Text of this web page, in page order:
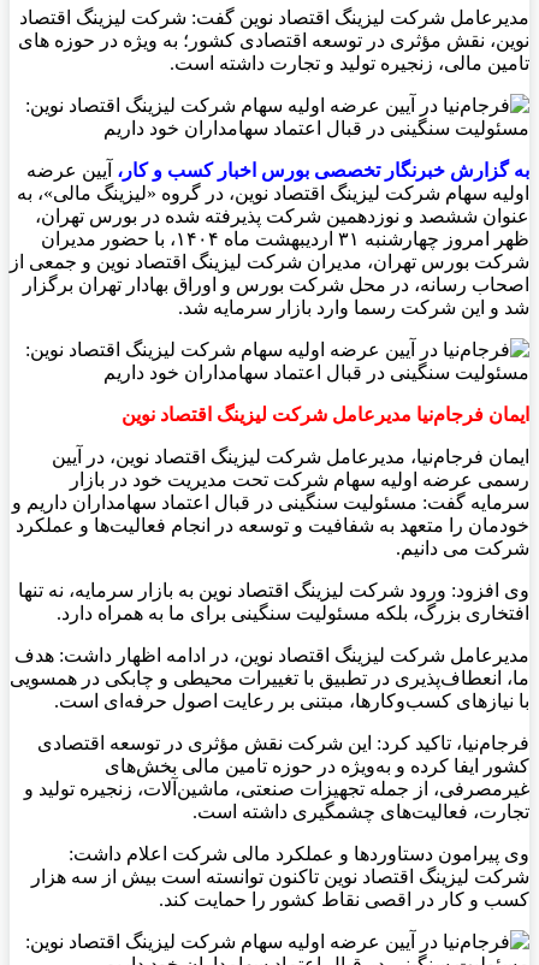
مدیرعامل شرکت لیزینگ اقتصاد نوین گفت: شرکت لیزینگ اقتصاد
نوین، نقش مؤثری در توسعه اقتصادی کشور؛ به‌ ویژه در حوزه های
تامین مالی، زنجیره تولید و تجارت داشته است.
به گزارش خبرنگار تخصصی بورس اخبار کسب و کار، آیین عرضه
اولیه سهام شرکت لیزینگ اقتصاد نوین، در گروه «لیزینگ مالی»، به‌
عنوان ششصد و نوزدهمین شرکت پذیرفته شده در بورس تهران،
ظهر امروز چهارشنبه ۳۱ اردیبهشت ماه ۱۴۰۴، با حضور مدیران
شرکت بورس تهران، مدیران شرکت لیزینگ اقتصاد نوین و جمعی از
اصحاب رسانه، در محل شرکت بورس و اوراق بهادار تهران برگزار
شد و این شرکت رسما وارد بازار سرمایه شد.
ایمان فرجام‌نیا مدیرعامل شرکت لیزینگ اقتصاد نوین
ایمان فرجام‌نیا، مدیرعامل شرکت لیزینگ اقتصاد نوین، در آیین
رسمی عرضه اولیه سهام شرکت تحت مدیریت خود در بازار
سرمایه گفت: مسئولیت سنگینی در قبال اعتماد سهامداران داریم و
خودمان را متعهد به شفافیت و توسعه در انجام فعالیت‌ها و عملکرد
شرکت می دانيم.
وی افزود: ورود شرکت لیزینگ اقتصاد نوین به بازار سرمایه، نه‌ تنها
افتخاری بزرگ، بلکه مسئولیت سنگینی برای ما به همراه دارد.
مدیرعامل شرکت لیزینگ اقتصاد نوین، در ادامه اظهار داشت: هدف
ما، انعطاف‌پذیری در تطبیق با تغییرات محیطی و چابکی در همسویی
با نیازهای کسب‌وکارها، مبتنی بر رعایت اصول حرفه‌ای است.
فرجام‌نیا، تاکید کرد: این شرکت نقش مؤثری در توسعه اقتصادی
کشور ایفا کرده و به‌ویژه در حوزه تامین مالی بخش‌های
غیرمصرفی، از جمله تجهیزات صنعتی، ماشین‌آلات، زنجیره تولید و
تجارت، فعالیت‌های چشمگیری داشته است.
وی پیرامون دستاوردها و عملکرد مالی شرکت اعلام داشت:
شرکت لیزینگ اقتصاد نوین تاکنون توانسته است بیش از سه هزار
کسب‌ و کار در اقصی نقاط کشور را حمایت کند.